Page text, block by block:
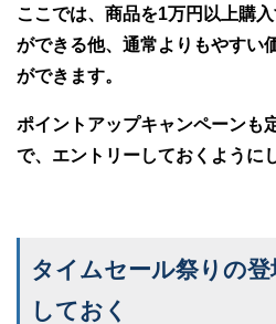
ここでは、商品を1万円以上購
ができる他、通常よりもやすい
ができます。
ポイントアップキャンペーンも
で、エントリーしておくように
タイムセール祭りの
しておく